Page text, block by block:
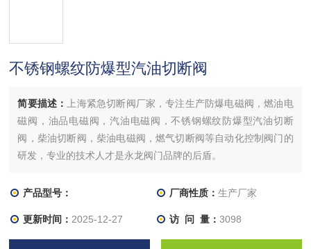
不锈钢螺纹防爆型汽油切断阀
简要描述：
上海紧急切断阀厂家，专注生产防爆电磁阀，燃油电
磁阀，油品电磁阀，汽油电磁阀，不锈钢螺纹防爆型汽油切断
阀，柴油切断阀，柴油电磁阀，燃气切断阀等自动化控制阀门的
研发，专业的技术人才是永龙阀门品牌的后盾。
产品型号： 厂商性质： 生产厂家
更新时间： 2025-12-27 访 问 量： 3098